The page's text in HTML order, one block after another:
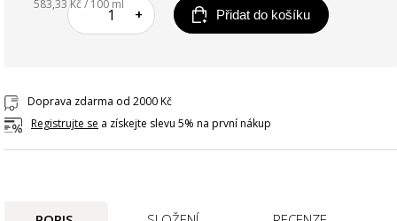
583,33 Kč / 100 ml
+ Přidat do košíku
Doprava zdarma od 2000 Kč
Registrujte se a získejte slevu 5% na první nákup